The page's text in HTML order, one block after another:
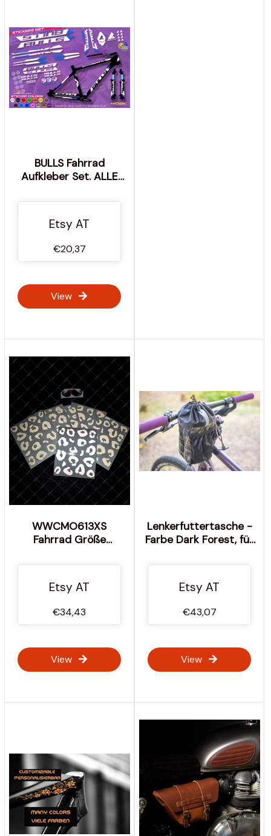
BULLS Fahrrad
Aufkleber Set. ALLE
abwaschbar,
sonnenbeständig. am
Fahrradrahmen und
Gabel
Etsy AT
€20,37
View
WWCMO613XS
Fahrrad Größe
Sticker Set | 80 Stück
| Schwarz
Reflektierendes
Muster |
Herrenaufkleber Zoll
Etsy AT
€34,43
View
Lenkerfuttertasche -
Farbe Dark Forest, für
Schotterräder
Etsy AT
€43,07
View